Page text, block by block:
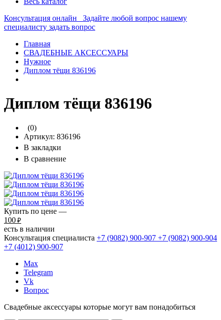
Консультация онлайн
Задайте любой вопрос нашему
специалисту задать вопрос
Главная
СВАДЕБНЫЕ АКСЕССУАРЫ
Нужное
Диплом тёщи 836196
Диплом тёщи 836196
(0)
Артикул: 836196
В закладки
В сравнение
Купить по цене —
100 ₽
есть в наличии
Консультация специалиста +7 (9082) 900-907 +7 (9082) 900-904
+7 (4012) 900-907
Max
Telegram
Vk
Вопрос
Свадебные аксессуары которые могут вам понадобиться